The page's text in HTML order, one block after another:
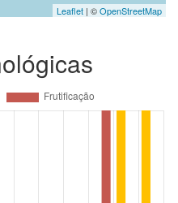
Leaflet | ©OpenStreetMap